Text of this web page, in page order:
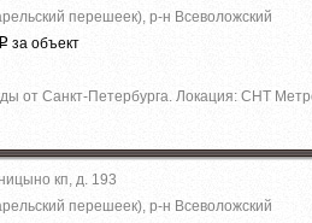
перешеек), р-н Всеволожский
за объект
от Санкт-Петербурга. Локация: СНТ
кп, д. 193
перешеек), р-н Всеволожский